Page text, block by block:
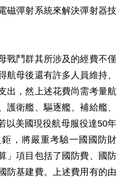
磁彈射系統來解決彈射器技
戰鬥群其所涉及的經費不僅
航母後還有許多人員維持、
出，然上述花費尚需考量航
護衛艦、驅逐艦、補給艦、
以美國現役航母服役達50年
，將嚴重考驗一國國防財
」項目包括了國防費、國防
防基建費。上述費用有的由